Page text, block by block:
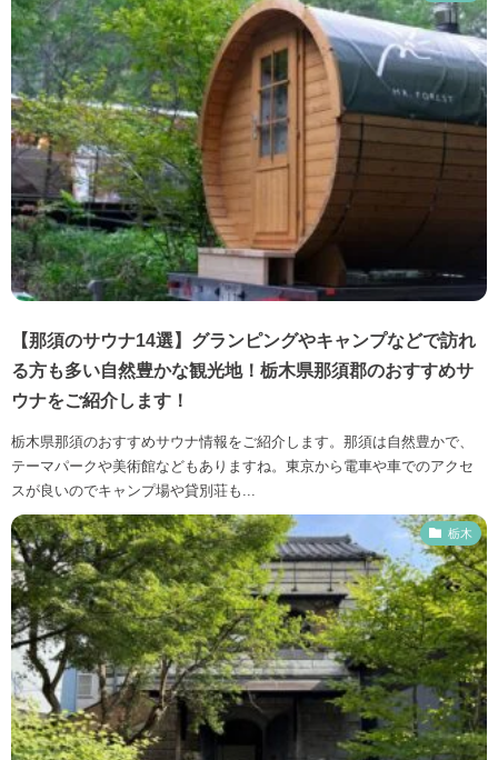
【那須のサウナ14選】グランピングやキャンプなどで訪れ
る方も多い自然豊かな観光地！栃木県那須郡のおすすめサ
ウナをご紹介します！
栃木県那須のおすすめサウナ情報をご紹介します。那須は自然豊かで、
テーマパークや美術館などもありますね。東京から電車や車でのアクセ
スが良いのでキャンプ場や貸別荘も...
栃木